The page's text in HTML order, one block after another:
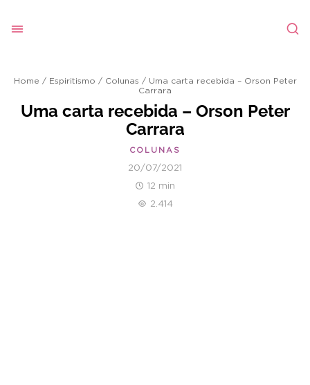
Home / Espiritismo / Colunas / Uma carta recebida – Orson Peter
Carrara
Uma carta recebida – Orson Peter
Carrara
COLUNAS
20/07/2021
12 min
2.414